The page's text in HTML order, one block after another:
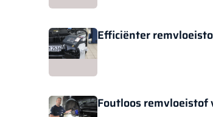
Efficiënter
Foutloos remvloeistof